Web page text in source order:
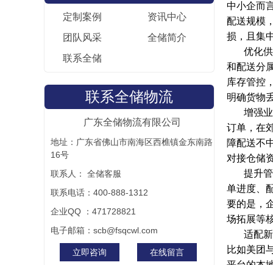
定制案例
资讯中心
团队风采
全储简介
联系全储
联系全储物流
广东全储物流有限公司
地址：广东省佛山市南海区西樵镇金东南路
16号
联系人： 全储客服
联系电话：400-888-1312
企业QQ ：471728821
电子邮箱：scb@fsqcwl.com
立即咨询 在线留言
中小企而
配送规模
损，且集
优化
和配送分
库存管控
明确货物
增强
订单，在
障配送不
对接仓储
提升
单进度、
要的是，
场拓展等
适配
比如美团